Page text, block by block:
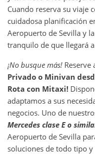
Cuando reserva su viaje
cuidadosa planificación
Aeropuerto de Sevilla y
tranquilo de que llegará
¡No busque más! Reserve
Privado o Minivan
Rota con Mitaxi!
adaptamos a sus
negocios. Uno de
Mercedes clase E o
Aeropuerto de Sevilla
soluciones de todo tipo